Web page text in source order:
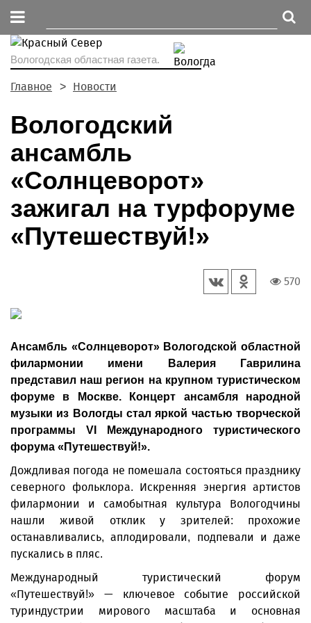
Вологодская областная газета.
Главное Новости
Вологодский
ансамбль
«Солнцеворот»
зажигал на турфоруме
«Путешествуй!»
570
Ансамбль «Солнцеворот» Вологодской областной
филармонии имени Валерия Гаврилина
представил наш регион на крупном туристическом
форуме в Москве. Концерт ансамбля народной
музыки из Вологды стал яркой частью творческой
программы VI Международного туристического
форума «Путешествуй!».
Дождливая погода не помешала состояться празднику
северного фольклора. Искренняя энергия артистов
филармонии и самобытная культура Вологодчины
нашли живой отклик у зрителей: прохожие
останавливались, аплодировали, подпевали и даже
пускались в пляс.
Международный туристический форум
«Путешествуй!» — ключевое событие российской
туриндустрии мирового масштаба и основная